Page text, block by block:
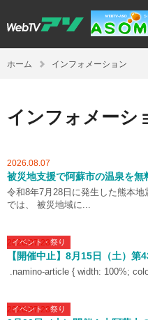
ホーム インフォメーション
インフォメーシ
2026.08.07
被災地支援で阿蘇市の温泉を
令和8年7月28日に発生した熊本
では、 被災地域に...
イベント・祭り
2026.07.28
【開催中止】8月15日（土）第
.namino-article { width: 100%;
イベント・祭り
2026.07.28